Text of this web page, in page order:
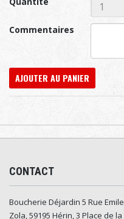
Commentaires
AJOUTER AU PANIER
CONTACT
Boucherie Déjardin 5 Rue Emile
Zola, 59195 Hérin, 3 Place de la